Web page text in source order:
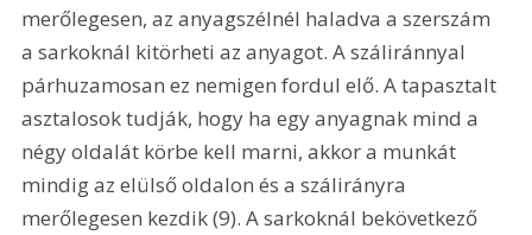
merőlegesen, az anyagszélnél haladva a szerszám
a sarkoknál kitörheti az anyagot. A száliránnyal
párhuzamosan ez nemigen fordul elő. A tapasztalt
asztalosok tudják, hogy ha egy anyagnak mind a
négy oldalát körbe kell marni, akkor a munkát
mindig az elülső oldalon és a szálirányra
merőlegesen kezdik (9). A sarkoknál bekövetkező